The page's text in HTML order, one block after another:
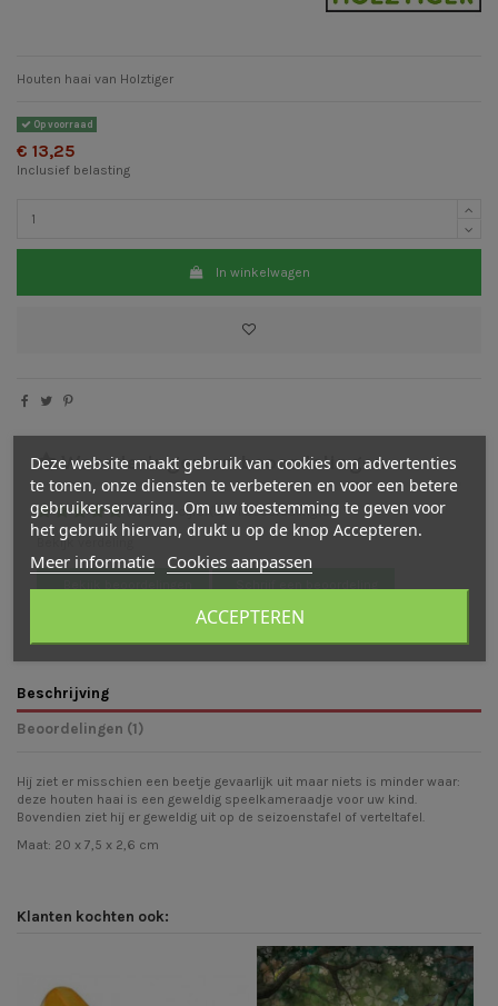
Houten haai van Holztiger
Op voorraad
€ 13,25
Inclusief belasting
In winkelwagen
Waarderingen en beoordelingen
(5/5 )-1cijfer(s) - beoordeling(en)
Bekijk verdeling
Beschrijving
Beoordelingen (1)
Hij ziet er misschien een beetje gevaarlijk uit maar niets is minder waar:
deze houten haai is een geweldig speelkameraadje voor uw kind.
Bovendien ziet hij er geweldig uit op de seizoenstafel of verteltafel.
Maat: 20 x 7,5 x 2,6 cm
Klanten kochten ook:
Deze website maakt gebruik van cookies om advertenties
te tonen, onze diensten te verbeteren en voor een betere
gebruikerservaring. Om uw toestemming te geven voor
het gebruik hiervan, drukt u op de knop Accepteren.
Meer informatie Cookies aanpassen
ACCEPTEREN